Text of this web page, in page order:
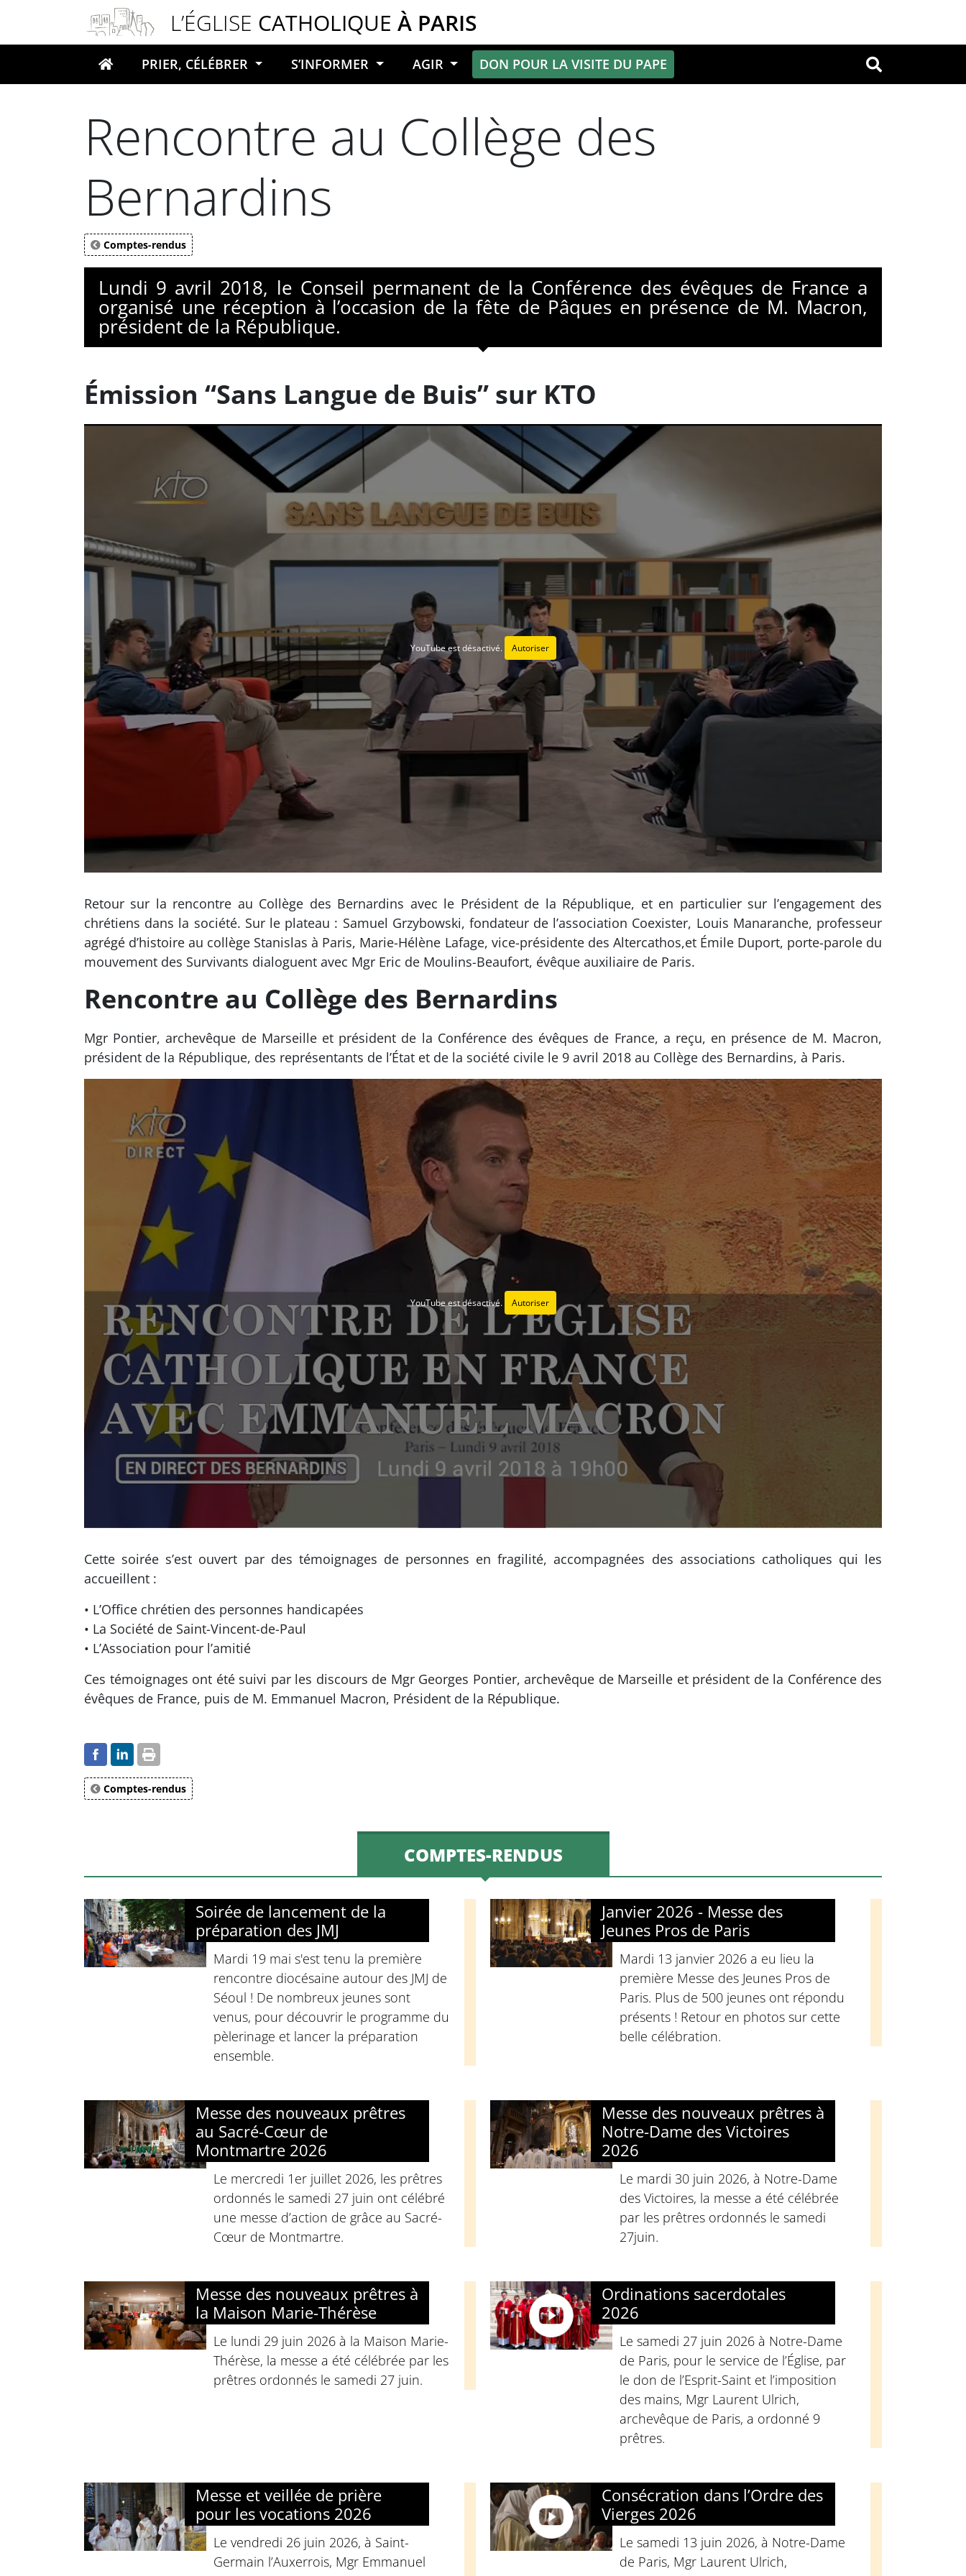
L’ÉGLISE CATHOLIQUE À PARIS
Votre recherche OK
PRIER, CÉLÉBRER S’INFORMER AGIR DON POUR LA VISITE DU PAPE
Rencontre au Collège des
Bernardins
Comptes-rendus
Lundi 9 avril 2018, le Conseil permanent de la Conférence des évêques de France a
organisé une réception à l’occasion de la fête de Pâques en présence de M. Macron,
président de la République.
Émission “Sans Langue de Buis” sur KTO
YouTube est désactivé. Autoriser
Retour sur la rencontre au Collège des Bernardins avec le Président de la République, et en particulier sur l’engagement des
chrétiens dans la société. Sur le plateau : Samuel Grzybowski, fondateur de l’association Coexister, Louis Manaranche, professeur
agrégé d’histoire au collège Stanislas à Paris, Marie-Hélène Lafage, vice-présidente des Altercathos,et Émile Duport, porte-parole du
mouvement des Survivants dialoguent avec Mgr Eric de Moulins-Beaufort, évêque auxiliaire de Paris.
Rencontre au Collège des Bernardins
Mgr Pontier, archevêque de Marseille et président de la Conférence des évêques de France, a reçu, en présence de M. Macron,
président de la République, des représentants de l’État et de la société civile le 9 avril 2018 au Collège des Bernardins, à Paris.
YouTube est désactivé. Autoriser
Cette soirée s’est ouvert par des témoignages de personnes en fragilité, accompagnées des associations catholiques qui les
accueillent :
• L’Office chrétien des personnes handicapées
• La Société de Saint-Vincent-de-Paul
• L’Association pour l’amitié
Ces témoignages ont été suivi par les discours de Mgr Georges Pontier, archevêque de Marseille et président de la Conférence des
évêques de France, puis de M. Emmanuel Macron, Président de la République.
Comptes-rendus
COMPTES-RENDUS
Soirée de lancement de la
préparation des JMJ
Mardi 19 mai s'est tenu la première
rencontre diocésaine autour des JMJ de
Séoul ! De nombreux jeunes sont
venus, pour découvrir le programme du
pèlerinage et lancer la préparation
ensemble.
Janvier 2026 - Messe des
Jeunes Pros de Paris
Mardi 13 janvier 2026 a eu lieu la
première Messe des Jeunes Pros de
Paris. Plus de 500 jeunes ont répondu
présents ! Retour en photos sur cette
belle célébration.
Messe des nouveaux prêtres
au Sacré-Cœur de
Montmartre 2026
Le mercredi 1er juillet 2026, les prêtres
ordonnés le samedi 27 juin ont célébré
une messe d’action de grâce au Sacré-
Cœur de Montmartre.
Messe des nouveaux prêtres à
Notre-Dame des Victoires
2026
Le mardi 30 juin 2026, à Notre-Dame
des Victoires, la messe a été célébrée
par les prêtres ordonnés le samedi
27juin.
Messe des nouveaux prêtres à
la Maison Marie-Thérèse
Le lundi 29 juin 2026 à la Maison Marie-
Thérèse, la messe a été célébrée par les
prêtres ordonnés le samedi 27 juin.
Ordinations sacerdotales
2026
Le samedi 27 juin 2026 à Notre-Dame
de Paris, pour le service de l’Église, par
le don de l’Esprit-Saint et l’imposition
des mains, Mgr Laurent Ulrich,
archevêque de Paris, a ordonné 9
prêtres.
Messe et veillée de prière
pour les vocations 2026
Le vendredi 26 juin 2026, à Saint-
Germain l’Auxerrois, Mgr Emmanuel
Consécration dans l’Ordre des
Vierges 2026
Le samedi 13 juin 2026, à Notre-Dame
de Paris, Mgr Laurent Ulrich,
Panneau de gestion des cookies